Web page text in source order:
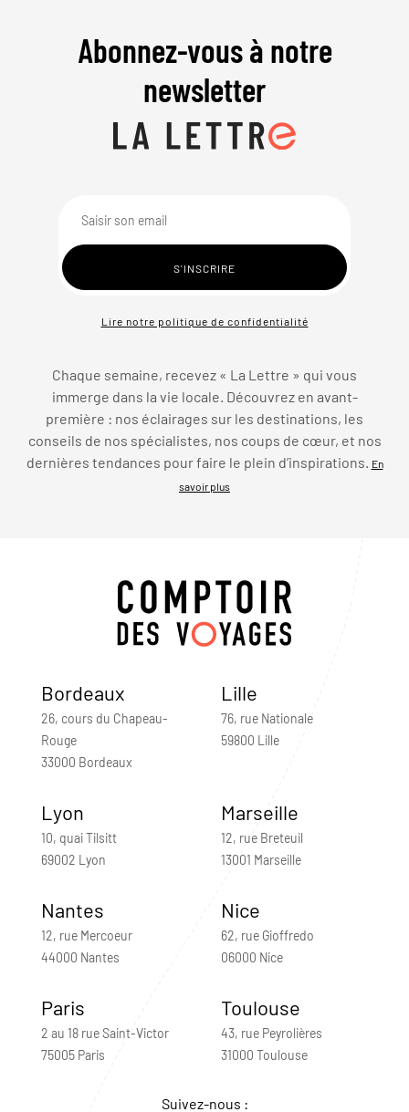
Abonnez-vous à notre
newsletter
Lire notre politique de confidentialité
Chaque semaine, recevez « La Lettre » qui vous
immerge dans la vie locale. Découvrez en avant-
première : nos éclairages sur les destinations, les
conseils de nos spécialistes, nos coups de cœur, et nos
dernières tendances pour faire le plein d’inspirations. En
savoir plus
Bordeaux
26, cours du Chapeau-
Rouge
33000 Bordeaux
Lille
76, rue Nationale
59800 Lille
Lyon
10, quai Tilsitt
69002 Lyon
Marseille
12, rue Breteuil
13001 Marseille
Nantes
12, rue Mercoeur
44000 Nantes
Nice
62, rue Gioffredo
06000 Nice
Paris
2 au 18 rue Saint-Victor
75005 Paris
Toulouse
43, rue Peyrolières
31000 Toulouse
Suivez-nous :